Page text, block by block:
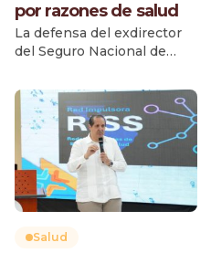
por razones de salud
La defensa del exdirector
del Seguro Nacional de
Hazim, solicitó al Séptimo
Juzgado de la Instrucción
del Distrito Nacional
sustituir la prisión
preventiva que cumple por
arresto domiciliario,
alegando un deterioro en
su estado de salud durante
el tiempo que lleva
Salud